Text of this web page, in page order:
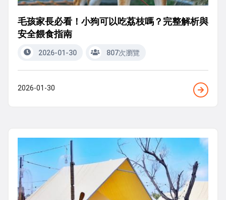
毛孩家長必看！小狗可以吃荔枝嗎？完整解析與
安全餵食指南
2026-01-30 807次瀏覽
2026-01-30